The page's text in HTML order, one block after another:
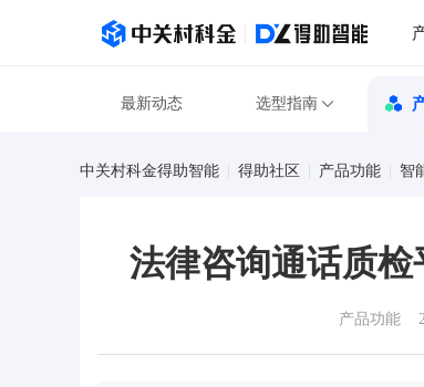
最新动态 选型指南
中关村科金得助智能 得助社区 产品功能 智
法律咨询通话质
产品功能